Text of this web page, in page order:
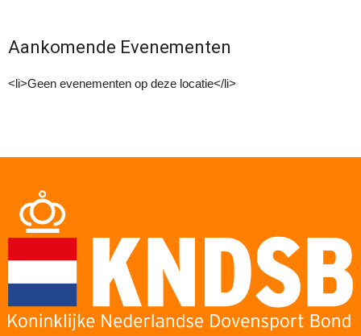
Aankomende Evenementen
<li>Geen evenementen op deze locatie</li>